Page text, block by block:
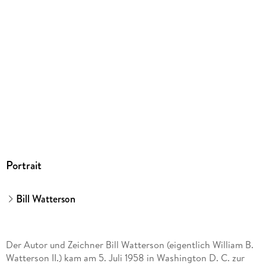
Hamburg, produktsicherheit@carlsen.de
Portrait
Bill Watterson
Der Autor und Zeichner Bill Watterson (eigentlich William B.
Watterson II.) kam am 5. Juli 1958 in Washington D. C. zur